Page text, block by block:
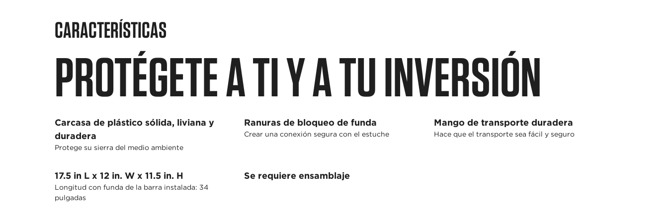
CARACTERÍSTICAS
PROTÉGETE A TI Y A TU INVERSIÓN
Carcasa de plástico sólida, liviana y
duradera
Protege su sierra del medio ambiente
Ranuras de bloqueo de funda
Crear una conexión segura con el estuche
Mango de transporte duradera
Hace que el transporte sea fácil y seguro
17.5 in L x 12 in. W x 11.5 in. H
Longitud con funda de la barra instalada: 34
pulgadas
Se requiere ensamblaje